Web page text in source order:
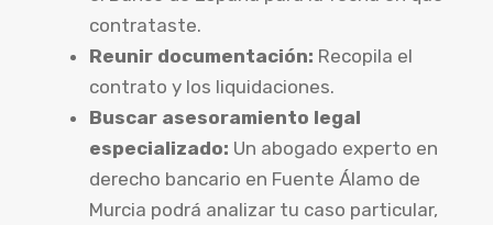
contrataste.
Reunir documentación: Recopila el
contrato y los liquidaciones.
Buscar asesoramiento legal
especializado: Un abogado experto en
derecho bancario en Fuente Álamo de
Murcia podrá analizar tu caso particular,